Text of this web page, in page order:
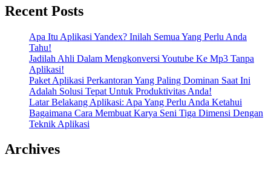
Recent Posts
Apa Itu Aplikasi Yandex? Inilah Semua Yang Perlu Anda
Tahu!
Jadilah Ahli Dalam Mengkonversi Youtube Ke Mp3 Tanpa
Aplikasi!
Paket Aplikasi Perkantoran Yang Paling Dominan Saat Ini
Adalah Solusi Tepat Untuk Produktivitas Anda!
Latar Belakang Aplikasi: Apa Yang Perlu Anda Ketahui
Bagaimana Cara Membuat Karya Seni Tiga Dimensi Dengan
Teknik Aplikasi
Archives